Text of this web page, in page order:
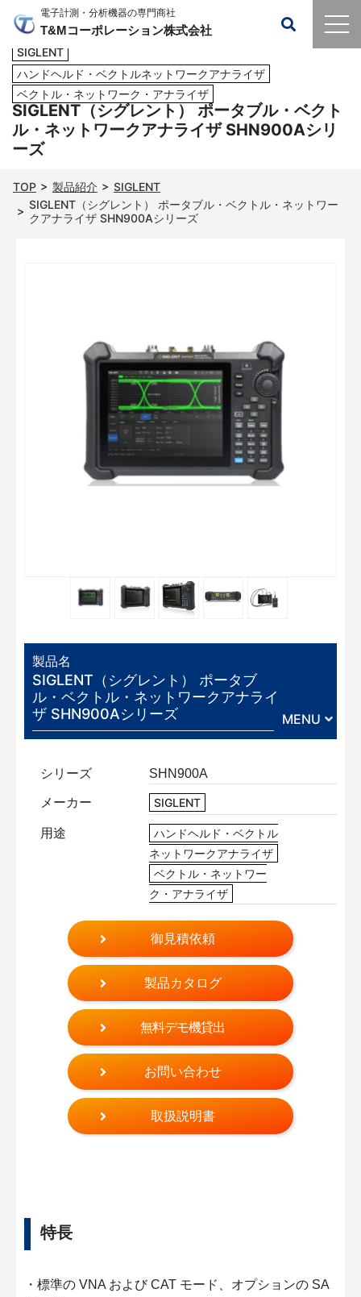
電子計測・分析機器の専門商社
T&Mコーポレーション株式会社
SIGLENT
ハンドヘルド・ベクトルネットワークアナライザ
ベクトル・ネットワーク・アナライザ
SIGLENT（シグレント） ポータブル・ベクト
ル・ネットワークアナライザ SHN900Aシリ
ーズ
TOP 製品紹介
SIGLENT
SIGLENT（シグレント） ポータブル・ベクトル・ネットワー
クアナライザ SHN900Aシリーズ
製品名
SIGLENT（シグレント） ポータブ
ル・ベクトル・ネットワークアナライ
ザ SHN900Aシリーズ
MENU
シリーズ SHN900A
メーカー SIGLENT
用途
ハンドヘルド・ベクトル
ネットワークアナライザ
ベクトル・ネットワー
ク・アナライザ
御見積依頼
製品カタログ
無料デモ機貸出
お問い合わせ
取扱説明書
特長
・標準の VNA および CAT モード、オプションの SA